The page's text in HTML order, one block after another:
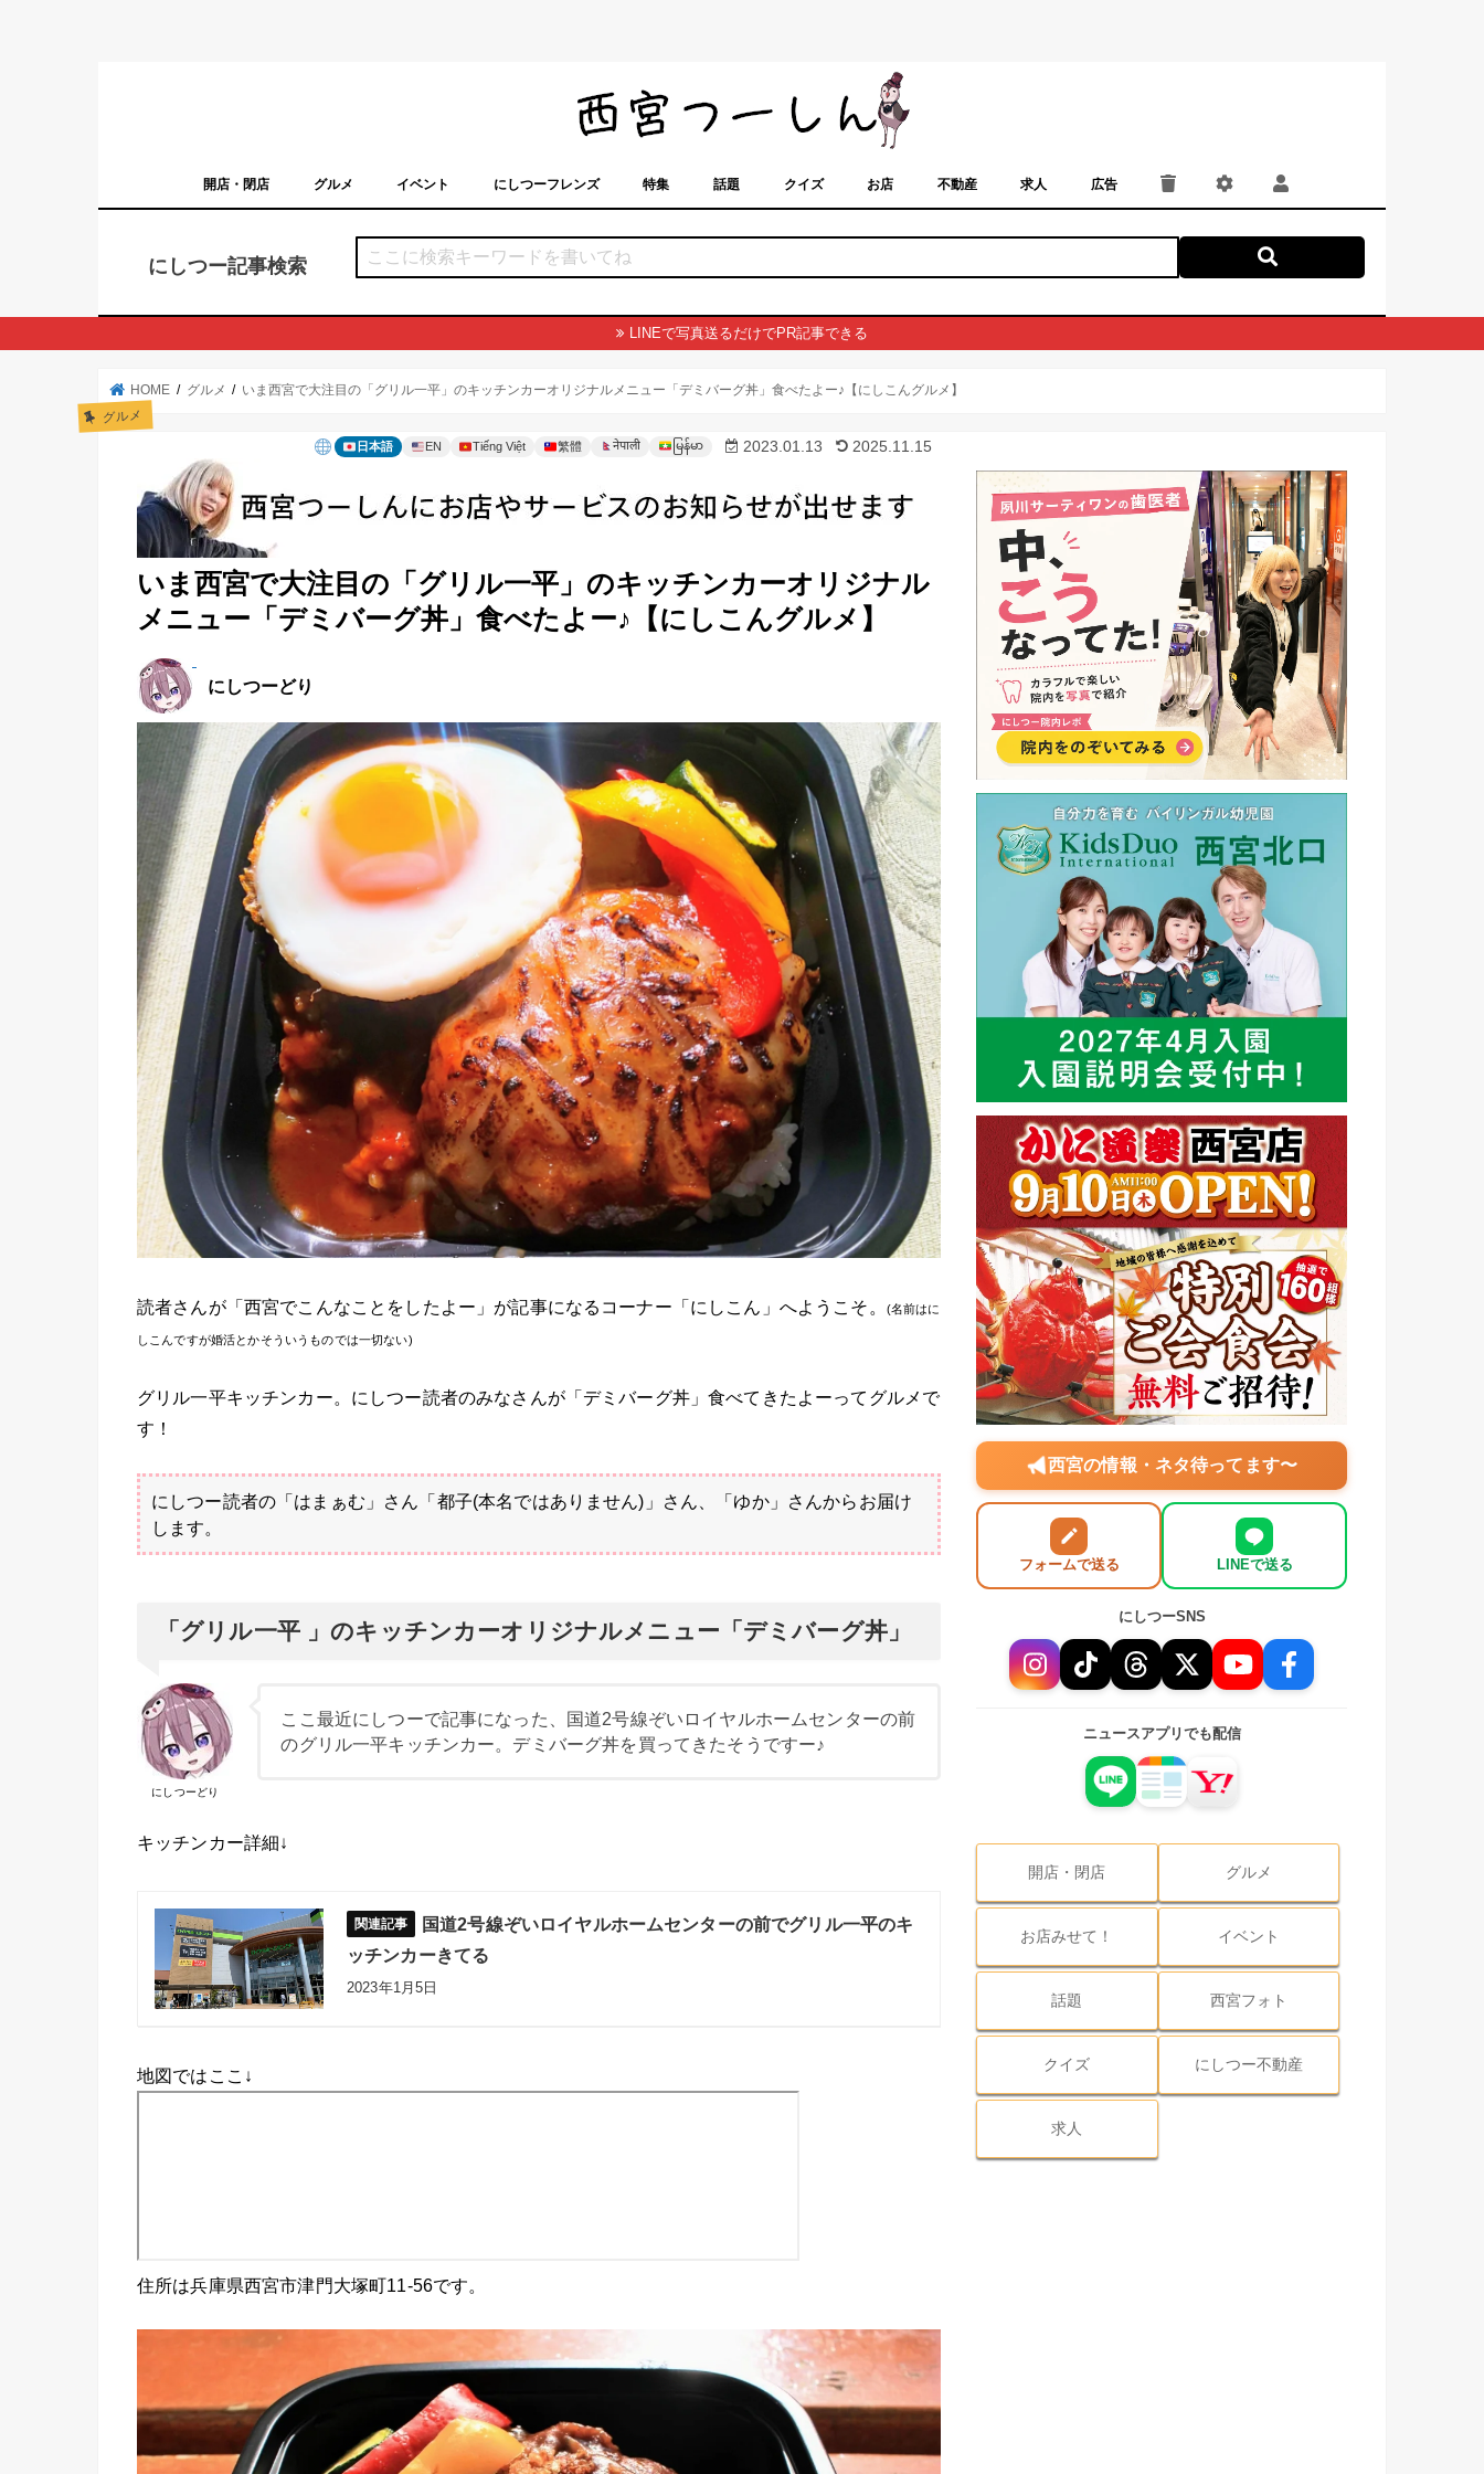
開店・閉店 グルメ イベント にしつーフレンズ 特集 話題 クイズ お店 不動産 求人 広告
にしつー記事検索
LINEで写真送るだけでPR記事できる
HOME グルメ いま西宮で大注目の「グリル一平」のキッチンカーオリジナルメニュー「デミバーグ丼」食べたよー♪【にしこんグルメ】
グルメ
日本語 EN Tiếng Việt 繁體 नेपाली မြန်မာ 2023.01.13 2025.11.15
いま西宮で大注目の「グリル一平」のキッチンカーオリジナル
メニュー「デミバーグ丼」食べたよー♪【にしこんグルメ】
にしつーどり
読者さんが「西宮でこんなことをしたよー」が記事になるコーナー「にしこん」へようこそ。 (名前はに
しこんですが婚活とかそういうものでは一切ない)
グリル一平キッチンカー。にしつー読者のみなさんが「デミバーグ丼」食べてきたよーってグルメで
す！
にしつー読者の「はまぁむ」さん「都子(本名ではありません)」さん、「ゆか」さんからお届け
します。
「グリル一平 」のキッチンカーオリジナルメニュー「デミバーグ丼」
にしつーどり
ここ最近にしつーで記事になった、国道2号線ぞいロイヤルホームセンターの前
のグリル一平キッチンカー。デミバーグ丼を買ってきたそうですー♪
キッチンカー詳細↓
国道2号線ぞいロイヤルホームセンターの前でグリル一平のキ
ッチンカーきてる
2023年1月5日
地図ではここ↓
住所は兵庫県西宮市津門大塚町11-56です。
西宮の情報・ネタ待ってます〜
フォームで送る LINEで送る
にしつーSNS
ニュースアプリでも配信
開店・閉店 グルメ
お店みせて！ イベント
話題 西宮フォト
クイズ にしつー不動産
求人